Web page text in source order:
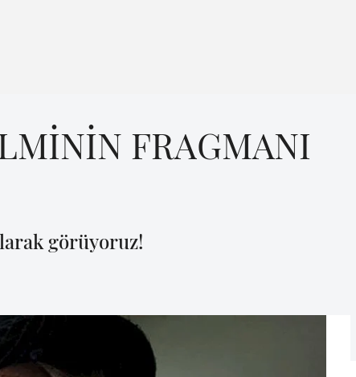
FRAGMANI
görüyoruz!